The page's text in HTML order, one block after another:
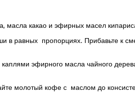
масла какао и эфирных масел
в равных пропорциях. Прибавьте к
эфирного масла чайного
молотый кофе с маслом до